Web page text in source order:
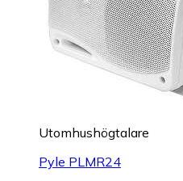
Utomhushögtalare
Pyle PLMR24